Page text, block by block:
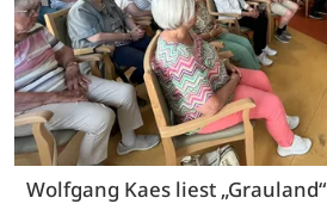
Wolfgang Kaes liest „Grauland“